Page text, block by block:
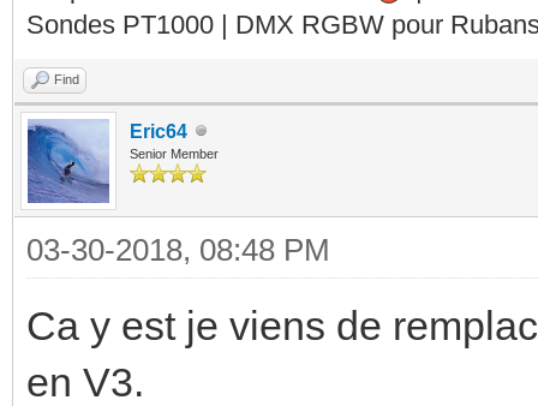
Sondes PT1000 | DMX RGBW pour
Find
Eric64
Senior Member
03-30-2018, 08:48 PM
Ca y est je viens de
en V3.